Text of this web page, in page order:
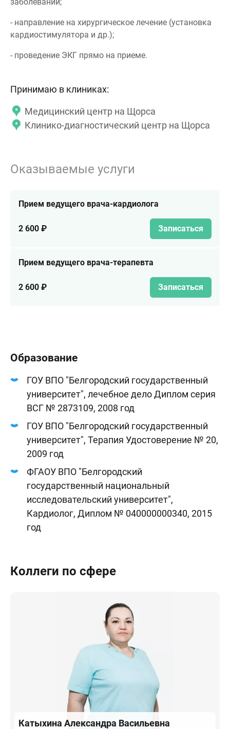
- направление на хирургическое лечение (установка
кардиостимулятора и др.);
- проведение ЭКГ прямо на приеме.
Принимаю в клиниках:
Медицинский центр на Щорса
Клинико-диагностический центр на Щорса
Оказываемые услуги
Прием ведущего врача-кардиолога
2 600 ₽ Записаться
Прием ведущего врача-терапевта
2 600 ₽ Записаться
Образование
ГОУ ВПО "Белгородский государственный
университет", лечебное дело Диплом серия
ВСГ № 2873109, 2008 год
ГОУ ВПО "Белгородский государственный
университет", Терапия Удостоверение № 20,
2009 год
ФГАОУ ВПО "Белгородский
государственный национальный
исследовательский университет",
Кардиолог, Диплом № 040000000340, 2015
год
Коллеги по сфере
Катыхина Александра Васильевна